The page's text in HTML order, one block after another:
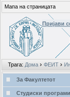
Лични
алати
Пријави
Трага: Дома › ФЕИТ ›
Мапа на страницата
NAVIGATION
За Факултетот
Студиски програми